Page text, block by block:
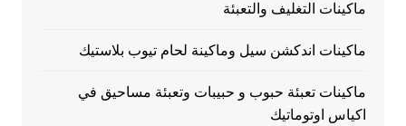
ماكينات التغليف والتعبئة
ماكينات اندكشن سيل وماكينة لحام تيوب بلاستيك
ماكينات تعبئة حبوب و حبيبات وتعبئة مساحيق في
اكياس اوتوماتيك